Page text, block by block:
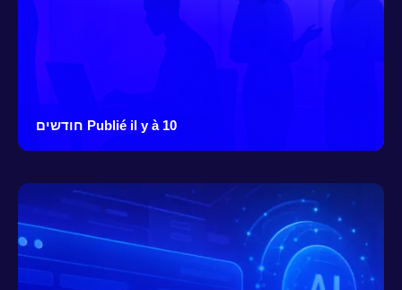
Publié il y à 10 חודשים